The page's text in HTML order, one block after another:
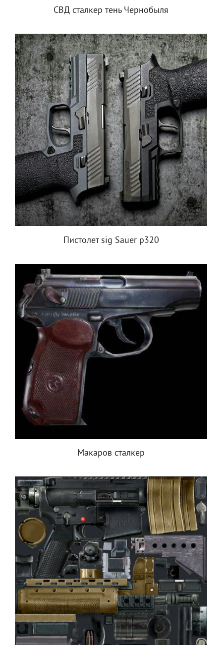
СВД сталкер тень Чернобыля
Пистолет sig Sauer p320
Макаров сталкер